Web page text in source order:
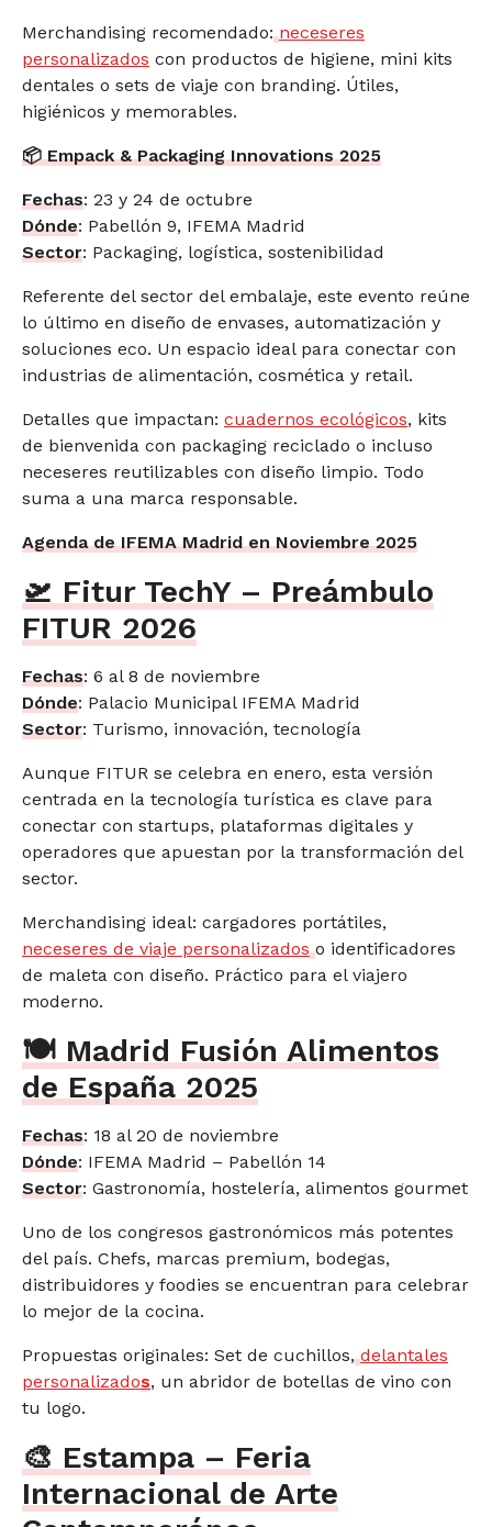
Merchandising recomendado: neceseres
personalizados con productos de higiene, mini kits
dentales o sets de viaje con branding. Útiles,
higiénicos y memorables.
📦 Empack & Packaging Innovations 2025
Fechas: 23 y 24 de octubre
Dónde: Pabellón 9, IFEMA Madrid
Sector: Packaging, logística, sostenibilidad
Referente del sector del embalaje, este evento reúne
lo último en diseño de envases, automatización y
soluciones eco. Un espacio ideal para conectar con
industrias de alimentación, cosmética y retail.
Detalles que impactan: cuadernos ecológicos, kits
de bienvenida con packaging reciclado o incluso
neceseres reutilizables con diseño limpio. Todo
suma a una marca responsable.
Agenda de IFEMA Madrid en Noviembre 2025
🛫 Fitur TechY – Preámbulo
FITUR 2026
Fechas: 6 al 8 de noviembre
Dónde: Palacio Municipal IFEMA Madrid
Sector: Turismo, innovación, tecnología
Aunque FITUR se celebra en enero, esta versión
centrada en la tecnología turística es clave para
conectar con startups, plataformas digitales y
operadores que apuestan por la transformación del
sector.
Merchandising ideal: cargadores portátiles,
neceseres de viaje personalizados o identificadores
de maleta con diseño. Práctico para el viajero
moderno.
🍽️ Madrid Fusión Alimentos
de España 2025
Fechas: 18 al 20 de noviembre
Dónde: IFEMA Madrid – Pabellón 14
Sector: Gastronomía, hostelería, alimentos gourmet
Uno de los congresos gastronómicos más potentes
del país. Chefs, marcas premium, bodegas,
distribuidores y foodies se encuentran para celebrar
lo mejor de la cocina.
Propuestas originales: Set de cuchillos, delantales
personalizados, un abridor de botellas de vino con
tu logo.
🎨 Estampa – Feria
Internacional de Arte